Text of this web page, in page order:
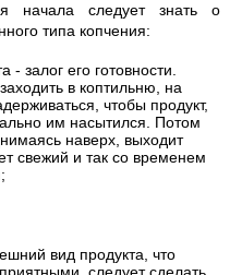
начала следует знать о
типа копчения:
- залог его готовности.
в коптильню, на
чтобы продукт,
им насытился. Потом
наверх, выходит
свежий и так со временем
вид продукта, что